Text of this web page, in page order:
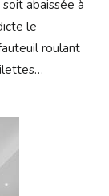
abaissée à
le
roulant